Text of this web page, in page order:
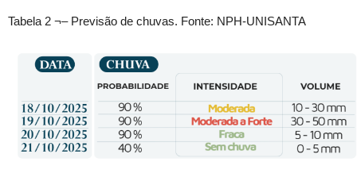
Tabela 2 ¬– Previsão de chuvas. Fonte: NPH-UNISANTA